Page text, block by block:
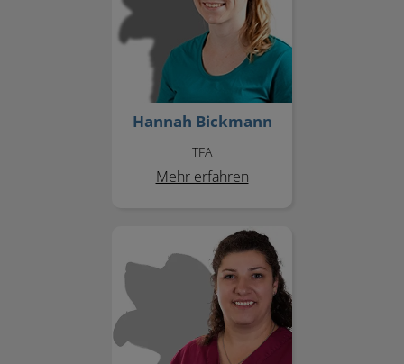
Hannah Bickmann
TFA
Mehr erfahren
Jennifer Kemper